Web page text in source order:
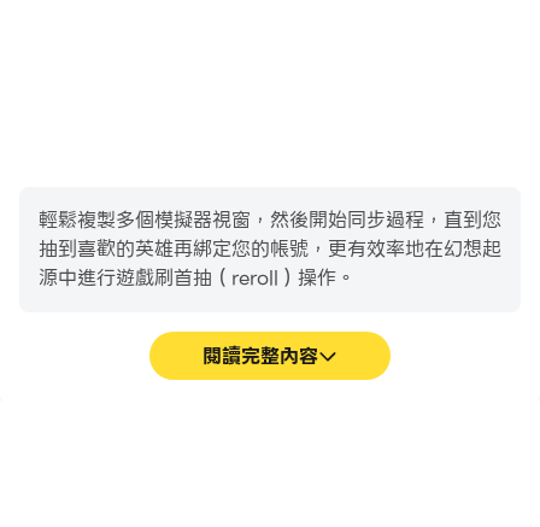
輕鬆複製多個模擬器視窗，然後開始同步過程，直到您
抽到喜歡的英雄再綁定您的帳號，更有效率地在幻想起
源中進行遊戲刷首抽（reroll）操作。
閱讀完整內容